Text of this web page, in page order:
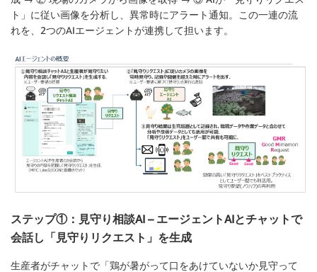
ト」に従い画像を分析し、異常時にアラート通知。この一連の流
れを、2つのAIエージェントが連携して担います。
ステップ①：見守り相談AI – エージェントAIとチャットで
会話し「見守りリクエスト」を生成
生産者がチャットで「鶏が暑がって口をあけていないか見守って